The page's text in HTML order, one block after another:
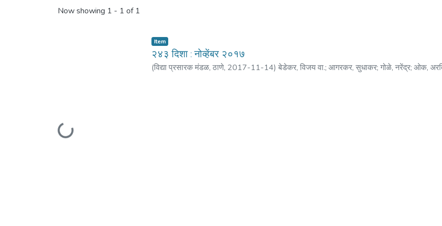
Now showing 1 - 1 of 1
Loading...
Item
२४३ दिशा : नोव्हेंबर २०१७
(विद्या प्रसारक मंडळ, ठाणे, 2017-11-14) बेडेकर, विजय वा.; आगरकर, सुधाकर; गोळे, नरेंद्र; ओक,